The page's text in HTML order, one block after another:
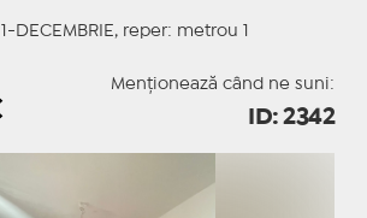
DECEMBRIE, reper: metrou 1
Menționează când ne suni:
ID: 2342